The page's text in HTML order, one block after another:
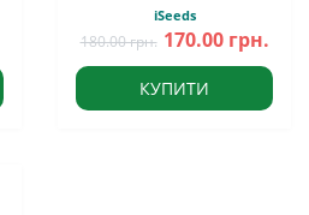
iSeeds
180.00 грн. 170.00 грн.
КУПИТИ